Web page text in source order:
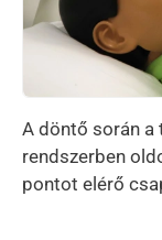
A döntő során a
rendszerben
pontot elérő